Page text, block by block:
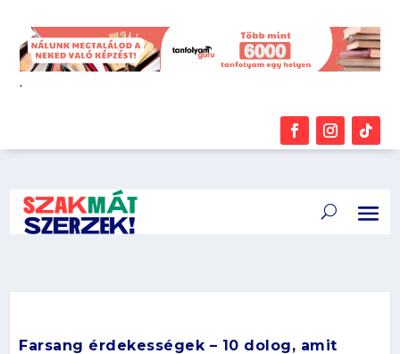
.
Farsang érdekességek – 10 dolog, amit